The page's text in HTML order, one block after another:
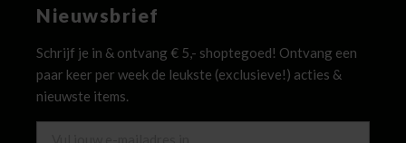
Nieuwsbrief
Schrijf je in & ontvang € 5,- shoptegoed! Ontvang een
paar keer per week de leukste (exclusieve!) acties &
nieuwste items.